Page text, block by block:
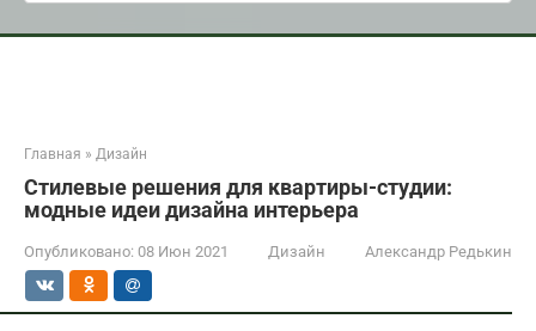
Главная » Дизайн
Стилевые решения для квартиры-студии:
модные идеи дизайна интерьера
Опубликовано: 08 Июн 2021 Дизайн Александр Редькин